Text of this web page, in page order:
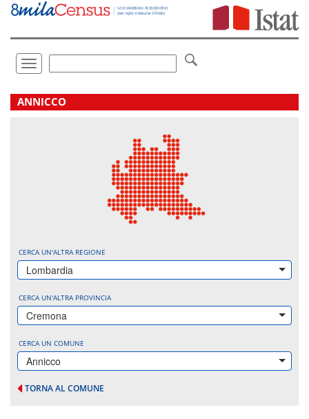
Vai
direttamente
Toggle
navigation
.
ANNICCO
CERCA UN'ALTRA REGIONE
Lombardia
CERCA UN'ALTRA PROVINCIA
Cremona
CERCA UN COMUNE
Annicco
TORNA AL COMUNE